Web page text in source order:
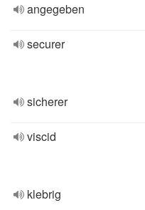
angegeben
securer
sicherer
viscid
klebrig